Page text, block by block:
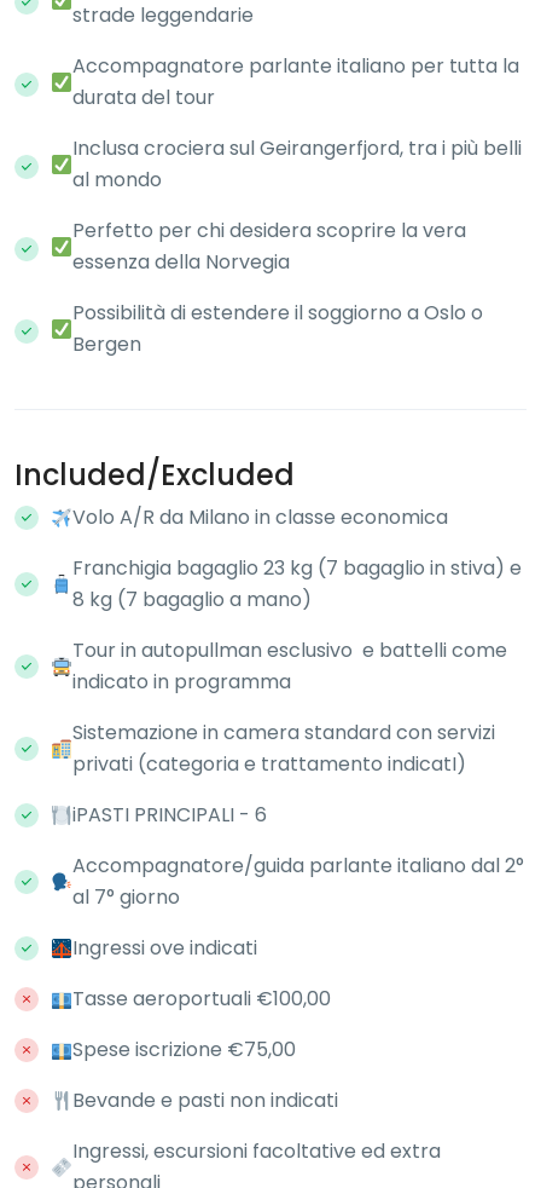
strade leggendarie
Accompagnatore parlante italiano per tutta la
durata del tour
Inclusa crociera sul Geirangerfjord, tra i più belli
al mondo
Perfetto per chi desidera scoprire la vera
essenza della Norvegia
Possibilità di estendere il soggiorno a Oslo o
Bergen
Included/Excluded
Volo A/R da Milano in classe economica
Franchigia bagaglio 23 kg (7 bagaglio in stiva) e
8 kg (7 bagaglio a mano)
Tour in autopullman esclusivo e battelli come
indicato in programma
Sistemazione in camera standard con servizi
privati (categoria e trattamento indicatI)
iPASTI PRINCIPALI - 6
Accompagnatore/guida parlante italiano dal 2°
al 7° giorno
Ingressi ove indicati
Tasse aeroportuali €100,00
Spese iscrizione €75,00
Bevande e pasti non indicati
Ingressi, escursioni facoltative ed extra